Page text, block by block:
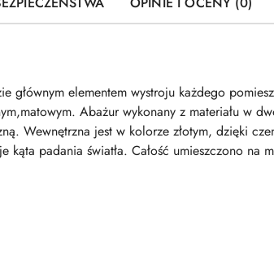
głównym elementem wystroju każdego
Abażur wykonany z materiału w
Wewnętrzna jest w kolorze złotym, dzięki
kąta padania światła. Całość umieszczono na